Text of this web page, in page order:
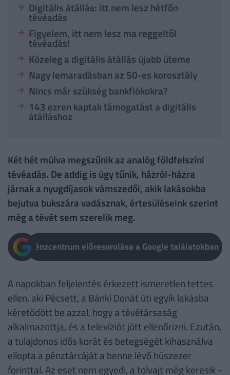
Digitális átállás: itt nem lesz hétfőn
tévéadás
Figyelem, itt nem lesz ma reggeltől
tévéadás!
Közeleg a digitális átállás újabb üteme
Nagy lemaradásban az 50-es korosztály
Nincs már szükség bankfiókokra?
143 ezren kaptak támogatást a digitális
átálláshoz
Két hét múlva megszűnik az analóg földfelszíni
tévéadás. De addig is úgy tűnik, házról-házra
járnak a nyugdíjasok vámszedői, akik lakásokba
bejutva bukszára vadásznak, értesüléseink szerint
még a tévét sem szerelik meg.
Pénzcentrum előresorolása a Google találatokban
A napokban feljelentés érkezett ismeretlen tettes
ellen, aki Pécsett, a Bánki Donát úti egyik lakásba
kéretődött be azzal, hogy a tévétársaság
alkalmazottja, és a televíziót jött ellenőrizni. Ezután,
a tulajdonos idős korát és betegségét kihasználva
ellopta a pénztárcáját a benne lévő húszezer
forinttal. Az eset nem egyedi, a tolvajt még keresik -